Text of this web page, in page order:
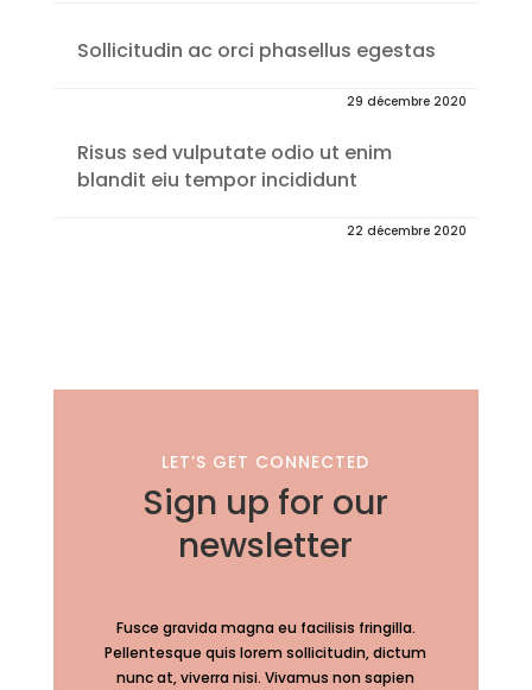
Sollicitudin ac orci phasellus egestas
29 décembre 2020
Risus sed vulputate odio ut enim
blandit eiu tempor incididunt
22 décembre 2020
LET’S GET CONNECTED
Sign up for our
newsletter
Fusce gravida magna eu facilisis fringilla.
Pellentesque quis lorem sollicitudin, dictum
nunc at, viverra nisi. Vivamus non sapien